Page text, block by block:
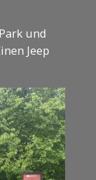
und
Jeep